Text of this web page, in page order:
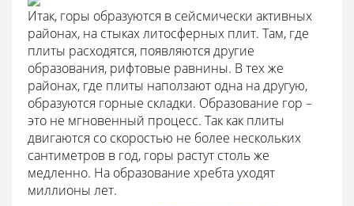
Итак, горы образуются в сейсмически активных
районах, на стыках литосферных плит. Там, где
плиты расходятся, появляются другие
образования, рифтовые равнины. В тех же
районах, где плиты наползают одна на другую,
образуются горные складки. Образование гор –
это не мгновенный процесс. Так как плиты
двигаются со скоростью не более нескольких
сантиметров в год, горы растут столь же
медленно. На образование хребта уходят
миллионы лет.